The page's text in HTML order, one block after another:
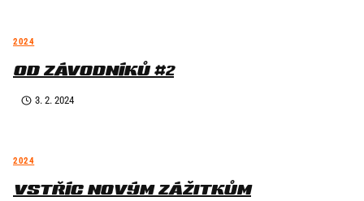
2024
OD ZÁVODNÍKŮ #2
3. 2. 2024
2024
VSTŘÍC NOVÝM ZÁŽITKŮM